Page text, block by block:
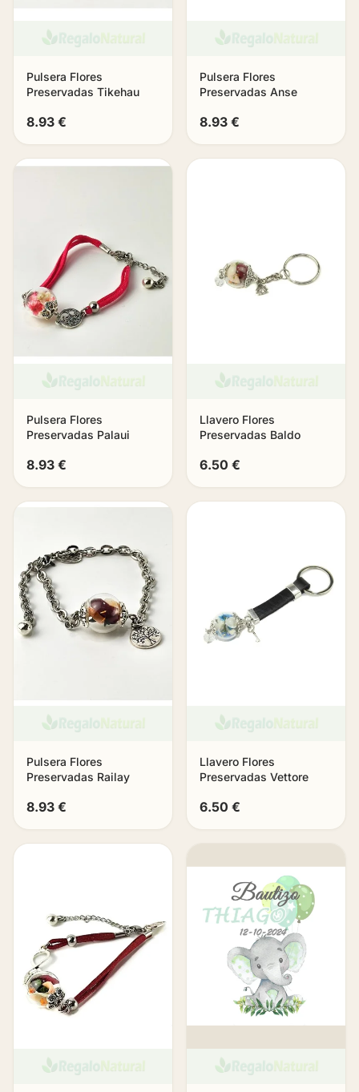
Pulsera Flores
Preservadas Tikehau
8.93 €
Pulsera Flores
Preservadas Anse
8.93 €
Pulsera Flores
Preservadas Palaui
8.93 €
Llavero Flores
Preservadas Baldo
6.50 €
Pulsera Flores
Preservadas Railay
8.93 €
Llavero Flores
Preservadas Vettore
6.50 €